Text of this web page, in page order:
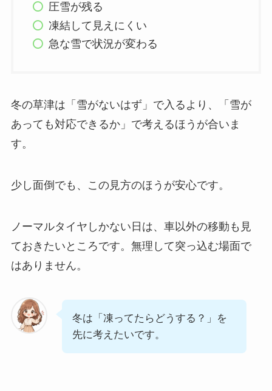
圧雪が残る
凍結して見えにくい
急な雪で状況が変わる
冬の草津は「雪がないはず」で入るより、「雪が
あっても対応できるか」で考えるほうが合いま
す。
少し面倒でも、この見方のほうが安心です。
ノーマルタイヤしかない日は、車以外の移動も見
ておきたいところです。無理して突っ込む場面で
はありません。
冬は「凍ってたらどうする？」を
先に考えたいです。